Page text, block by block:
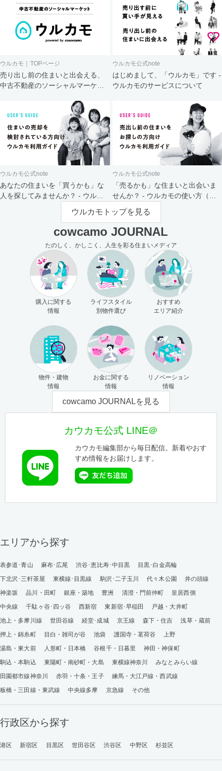
ウルカモ｜TOPページ
売り出し前の住まいと出会える、
中古不動産のソーシャルマーケッ
ウルカモ公式note
はじめまして、「ウルカモ」です -
ウルカモのサービスについて
ウルカモ公式note
あなたの住まいを「買うかも」な
人を探してみませんか？ - ウルカ
ウルカモ公式note
「売るかも」な住まいと出会いま
せんか？ - ウルカモの使い方（買
主さま向け）
ウルカモトップを見る
cowcamo JOURNAL
たのしく、かしこく、人生を彩る住まいメディア
購入に関する
情報
ライフスタイル
別物件選び
おすすめ
エリア紹介
物件・建物
情報
お金に関する
情報
リノベーション
情報
cowcamo JOURNALを見る
カウカモ公式 LINE＠
カウカモ編集部から毎日配信。新着やおす
すめ情報をお届けします。
エリアから探す
表参道･青山 麻布･広尾 渋谷･恵比寿･中目黒
目黒･白金高輪
下北沢･三軒茶屋
東横線･目黒線 駒沢･二子玉川 代々木公園
井の頭線
神楽坂
品川・田町 銀座・築地 豊洲 清澄・門前仲町
皇居西側
中央線
千駄ヶ谷･四ッ谷 西新宿 東新宿･早稲田
戸越・大井町
池上・多摩川線
世田谷線 経堂･成城 京王線 森下・住吉
浅草・蔵前
押上・錦糸町
目白・雑司が谷 池袋 護国寺・茗荷谷
上野
湯島・東大前
人形町・日本橋 谷根千・日暮里
神田・神保町
駒込・本駒込
東陽町・南砂町・大島 東横線神奈川
みなとみらい線
田園都市線神奈川
赤羽・十条・王子
練馬・大江戸線・西武線
板橋・三田線・東武線
中央線多摩 京急線 その他
行政区から探す
港区 新宿区 目黒区 世田谷区 渋谷区 中野区 杉並区